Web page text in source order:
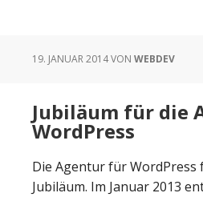
19. JANUAR 2014VON WEBDEV
Jubiläum für die
WordPress
Die Agentur für
Jubiläum. Im Januar 2013